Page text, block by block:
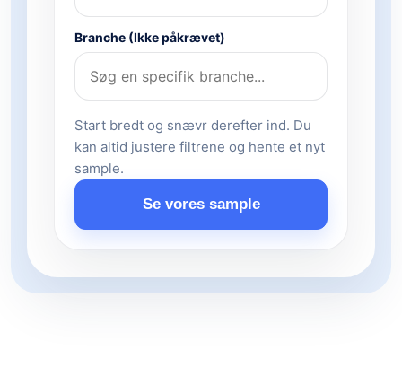
Branche (Ikke påkrævet)
Start bredt og snævr derefter ind. Du
kan altid justere filtrene og hente et nyt
sample.
Se vores sample